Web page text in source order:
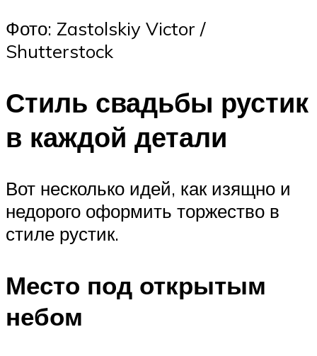
Фото: Zastolskiy Victor /
Shutterstock
Стиль свадьбы рустик
в каждой детали
Вот несколько идей, как изящно и
недорого оформить торжество в
стиле рустик.
Место под открытым
небом